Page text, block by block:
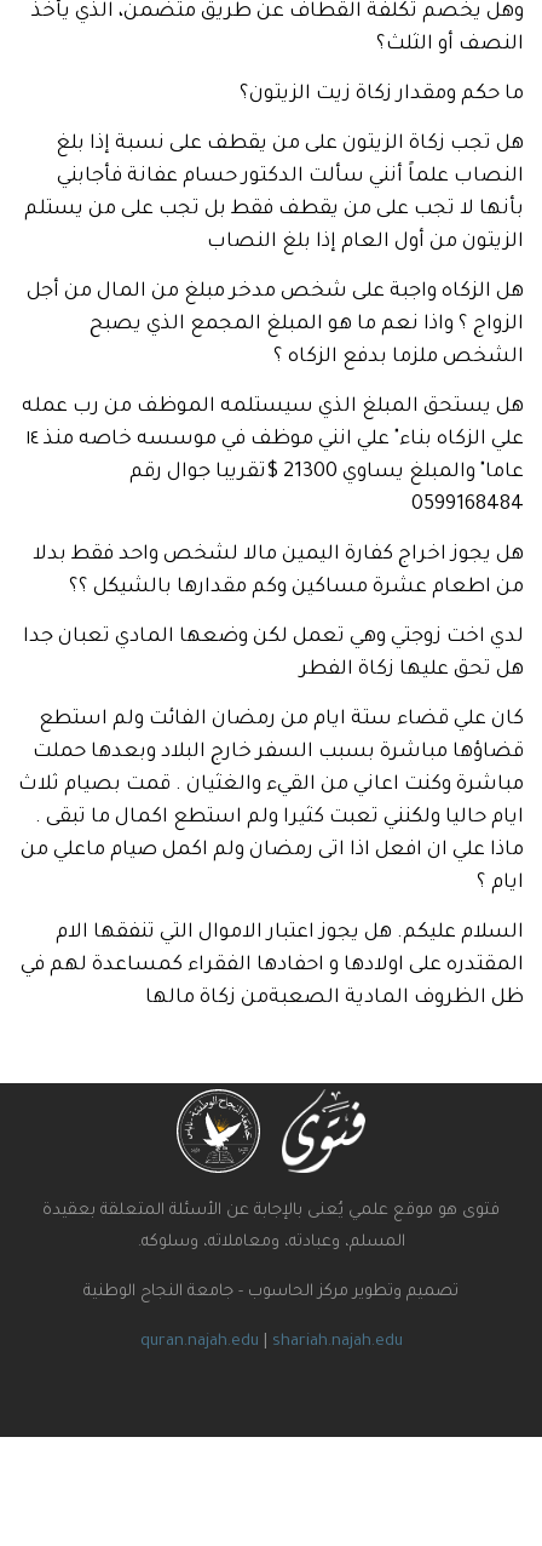
تكلفة القطاف عن طريق متضمن، الذي يأخذ
أو الثلث؟
ومقدار زكاة زيت الزيتون؟
زكاة الزيتون على من يقطف على نسبة إذا بلغ
علماً أنني سألت الدكتور حسام عفانة فأجابني
لا تجب على من يقطف فقط بل تجب على من يستلم
من أول العام إذا بلغ النصاب
واجبة على شخص مدخر مبلغ من المال من أجل
؟ واذا نعم ما هو المبلغ المجمع الذي يصبح
ملزما بدفع الزكاه ؟
المبلغ الذي سيستلمه الموظف من رب عمله
علي الزكاه بناء" علي انني موظف في موسسه خاصه منذ ١٤
عاما" والمبلغ يساوي 21300 $تقريبا جوال رقم
اخراج كفارة اليمين مالا لشخص واحد فقط بدلا
عشرة مساكين وكم مقدارها بالشيكل ؟؟
زوجتي وهي تعمل لكن وضعها المادي تعبان جدا
عليها زكاة الفطر
قضاء ستة ايام من رمضان الفائت ولم استطع
مباشرة بسبب السفر خارج البلاد وبعدها حملت
وكنت اعاني من القيء والغثيان . قمت بصيام ثلاث
حاليا ولكنني تعبت كثيرا ولم استطع اكمال ما تبقى .
علي ان افعل اذا اتى رمضان ولم اكمل صيام ماعلي من
عليكم. هل يجوز اعتبار الاموال التي تنفقها الام
على اولادها و احفادها الفقراء كمساعدة لهم في
المادية الصعبةمن زكاة مالها
هو موقع علمي يُعنى بالإجابة عن الأسئلة المتعلقة بعقيدة
المسلم، وعبادته، ومعاملاته، وسلوكه.
تصميم وتطوير مركز الحاسوب - جامعة النجاح الوطنية
quran.najah.edu|shariah.najah.edu